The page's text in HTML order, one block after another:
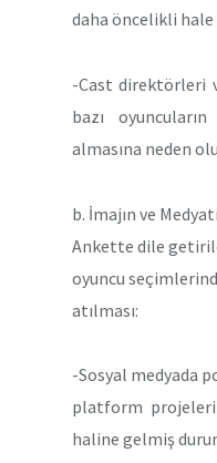
daha öncelikli hale
-Cast direktörleri
bazı
almasına neden
b. İmajın ve
Ankette dile
oyuncu
atılması:
-Sosyal medyada
platform
haline gelmiş